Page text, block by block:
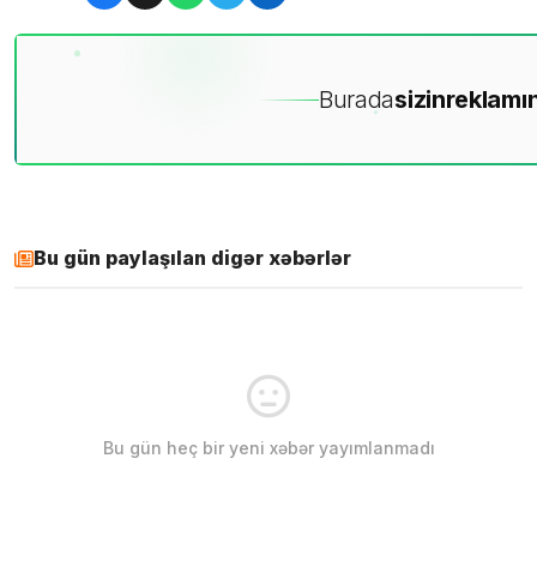
Buradasizin
Bu gün paylaşılan digər xəbərlər
Bu gün heç bir yeni xəbər yayımlanmadı